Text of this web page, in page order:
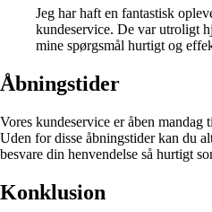
Jeg har haft en fantastisk
kundeservice. De var utroligt
mine spørgsmål hurtigt og
Åbningstider
Vores kundeservice er åben
Uden for disse åbningstider kan du
besvare din henvendelse så hurtigt
Konklusion